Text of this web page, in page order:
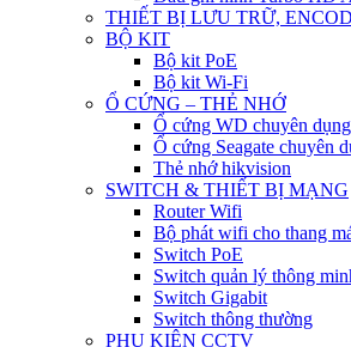
THIẾT BỊ LƯU TRỮ,
BỘ KIT
Bộ kit PoE
Bộ kit Wi-Fi
Ổ CỨNG – THẺ NHỚ
Ổ cứng WD chuyên dụng
Ổ cứng Seagate chuyên
Thẻ nhớ hikvision
SWITCH & THIẾT BỊ MẠNG
Router Wifi
Bộ phát wifi cho thang
Switch PoE
Switch quản lý thông
Switch Gigabit
Switch thông thường
PHỤ KIỆN CCTV